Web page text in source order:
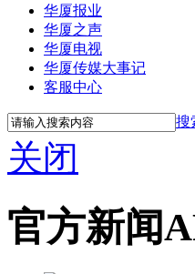
华厦报业
华厦之声
华厦电视
华厦传媒大事记
客服中心
搜
关闭
官方新闻